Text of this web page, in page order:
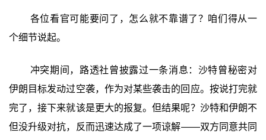
各位看官可能要问了，怎么就不靠谱了？咱们得从一
个细节说起。
冲突期间，路透社曾披露过一条消息：沙特曾秘密对
伊朗目标发动过空袭，作为对某些袭击的回应。按说打完就
完了，接下来就该是更大的报复。但结果呢？沙特和伊朗不
但没升级对抗，反而迅速达成了一项谅解——双方同意共同